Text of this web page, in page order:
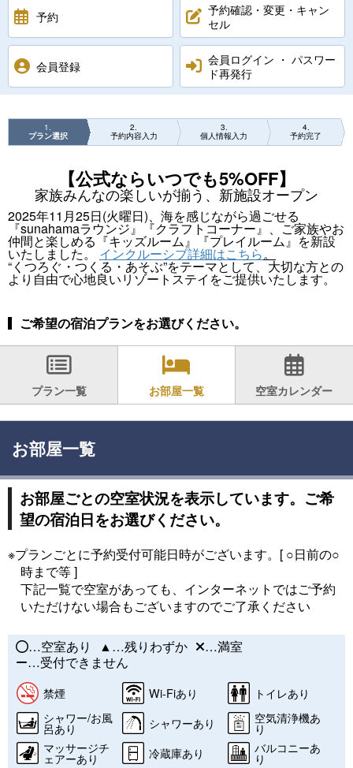
予約
予約確認・変更・キャン
セル
会員登録
会員ログイン ・ パスワー
ド再発行
1
プラン選択
2
予約内容入力
3
個人情報入力
4
予約完了
【公式ならいつでも5%OFF】
家族みんなの楽しいが揃う、新施設オープン
2025年11月25日(火曜日)、海を感じながら過ごせる
『sunahamaラウンジ』『クラフトコーナー』、ご家族やお
仲間と楽しめる『キッズルーム』『プレイルーム』を新設
いたしました。 インクルーシブ詳細はこちら。
“くつろぐ・つくる・あそぶ”をテーマとして、大切な方との
より自由で心地良いリゾートステイをご提供いたします。
ご希望の宿泊プランをお選びください。
プラン一覧 お部屋一覧 空室カレンダー
お部屋一覧
お部屋ごとの空室状況を表示しています。ご希
望の宿泊日をお選びください。
※プランごとに予約受付可能日時がございます。[ ○日前の○
時まで等 ]
下記一覧で空室があっても、インターネットではご予約
いただけない場合もございますのでご了承ください
…空室あり …残りわずか
…満室
…受付できません
禁煙 Wi-Fiあり
トイレあり
シャワー/お風
呂あり シャワーあり 空気清浄機あ
り
マッサージチ
ェアーあり 冷蔵庫あり バルコニーあ
り